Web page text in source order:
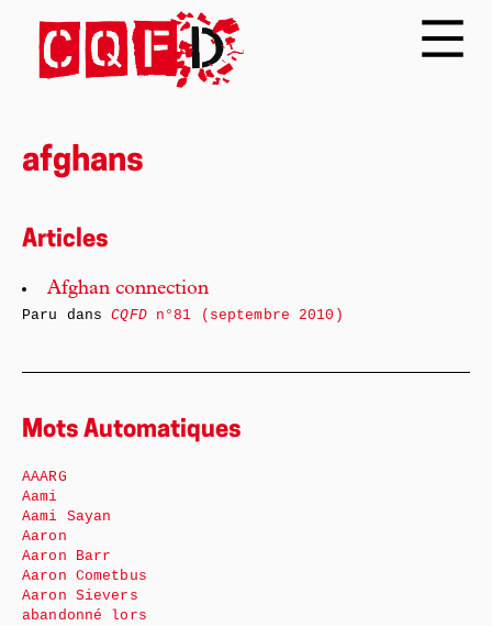
afghans
Articles
Afghan connection
Paru dansCQFDn°81 (septembre 2010)
Mots Automatiques
AAARG
Aami
Aami Sayan
Aaron
Aaron Barr
Aaron Cometbus
Aaron Sievers
abandonné lors